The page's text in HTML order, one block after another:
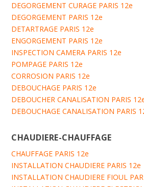
DEGORGEMENT CURAGE PARIS 12e
DEGORGEMENT PARIS 12e
DETARTRAGE PARIS 12e
ENGORGEMENT PARIS 12e
INSPECTION CAMERA PARIS 12e
POMPAGE PARIS 12e
CORROSION PARIS 12e
DEBOUCHAGE PARIS 12e
DEBOUCHER CANALISATION PARIS
DEBOUCHAGE CANALISATION PARIS
CHAUDIERE-CHAUFFAGE
CHAUFFAGE PARIS 12e
INSTALLATION CHAUDIERE PARIS 12e
INSTALLATION CHAUDIERE FIOUL